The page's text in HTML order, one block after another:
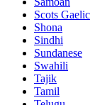
Scots Gaelic
Shona
Sindhi
Sundanese
Swahili
Tajik
Tamil